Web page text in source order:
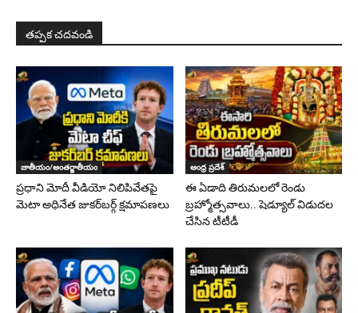
తప్పక చదవండి
జాతీయం/అంతర్జాతీయం
ప్రధాని మోదీ వీడియో నిలిపివేతపై
మెటా అధినేత జుకర్‌బర్గ్‌ క్షమాపణలు
ఆంధ్ర ప్రదేశ్
ఈ ఏడాది తిరుమలలో రెండు
బ్రహ్మోత్సవాలు.. షెడ్యూల్ విడుదల
చేసిన టీటీడీ